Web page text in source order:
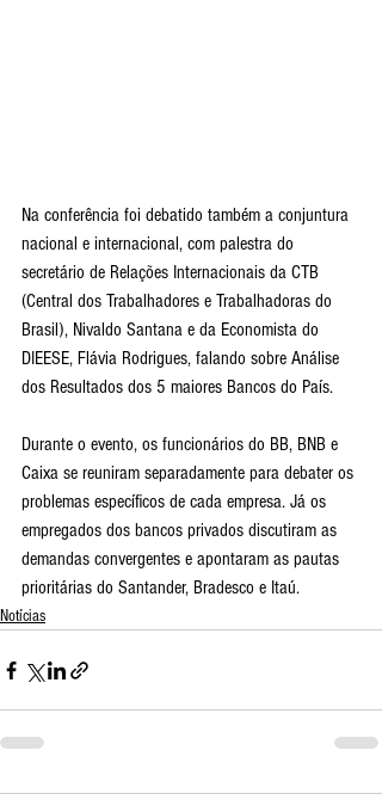
Na conferência foi debatido também a conjuntura
nacional e internacional, com palestra do
secretário de Relações Internacionais da CTB
(Central dos Trabalhadores e Trabalhadoras do
Brasil), Nivaldo Santana e da Economista do
DIEESE, Flávia Rodrigues, falando sobre Análise
dos Resultados dos 5 maiores Bancos do País.
Durante o evento, os funcionários do BB, BNB e
Caixa se reuniram separadamente para debater os
problemas específicos de cada empresa. Já os
empregados dos bancos privados discutiram as
demandas convergentes e apontaram as pautas
prioritárias do Santander, Bradesco e Itaú.
Notícias